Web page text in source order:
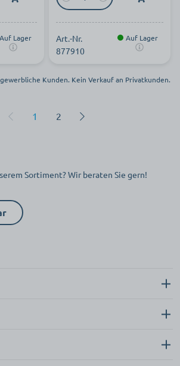
Auf Lager
Art.-Nr.
877910
Auf Lager
Kunden. Kein Verkauf an Privatkunden.
1 2
Sortiment? Wir beraten Sie gern!